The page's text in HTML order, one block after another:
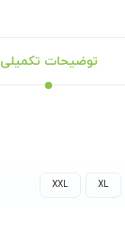
توضیحات تکمیلی
XL
XXL